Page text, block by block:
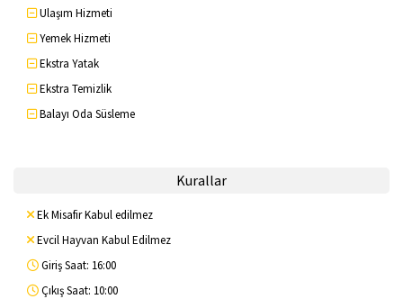
Ulaşım Hizmeti
Yemek Hizmeti
Ekstra Yatak
Ekstra Temizlik
Balayı Oda Süsleme
Kurallar
Ek Misafir Kabul edilmez
Evcil Hayvan Kabul Edilmez
Giriş Saat: 16:00
Çıkış Saat: 10:00